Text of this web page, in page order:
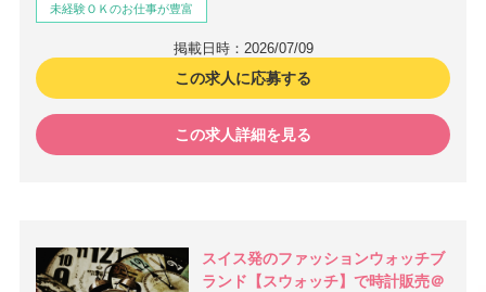
未経験ＯＫのお仕事が豊富
掲載日時：2026/07/09
この求人に応募する
この求人詳細を見る
スイス発のファッションウォッチブ
ランド【スウォッチ】で時計販売＠